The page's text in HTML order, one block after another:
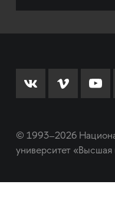
© 1993–2026
университет